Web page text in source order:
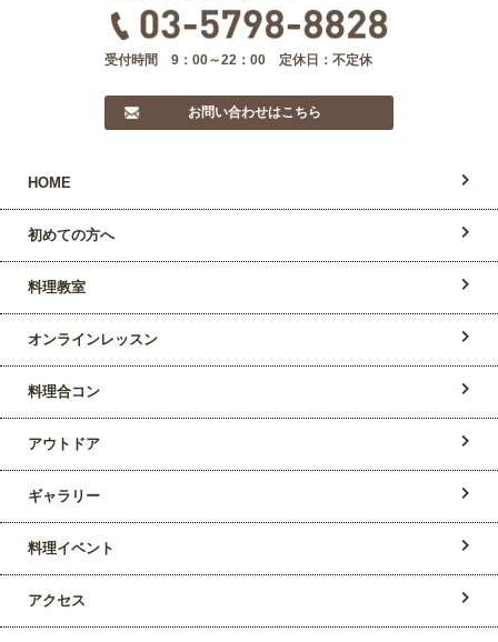
受付時間 9：00～22：00 定休日：不定休
お問い合わせはこちら
HOME
初めての方へ
料理教室
オンラインレッスン
料理合コン
アウトドア
ギャラリー
料理イベント
アクセス